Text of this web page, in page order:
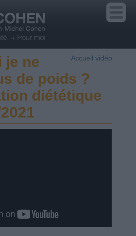
Accueil vidéo
je ne
de poids ?
diététique